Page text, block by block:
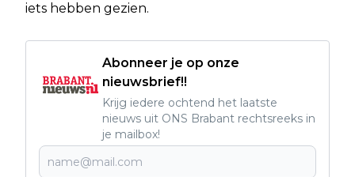
iets hebben gezien.
Abonneer je op onze
nieuwsbrief!!
Krijg iedere ochtend het laatste
nieuws uit ONS Brabant rechtsreeks in
je mailbox!